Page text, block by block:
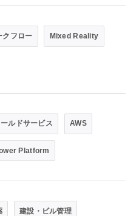
クフロー Mixed Reality
ルドサービス AWS
Platform
建設・ビル管理